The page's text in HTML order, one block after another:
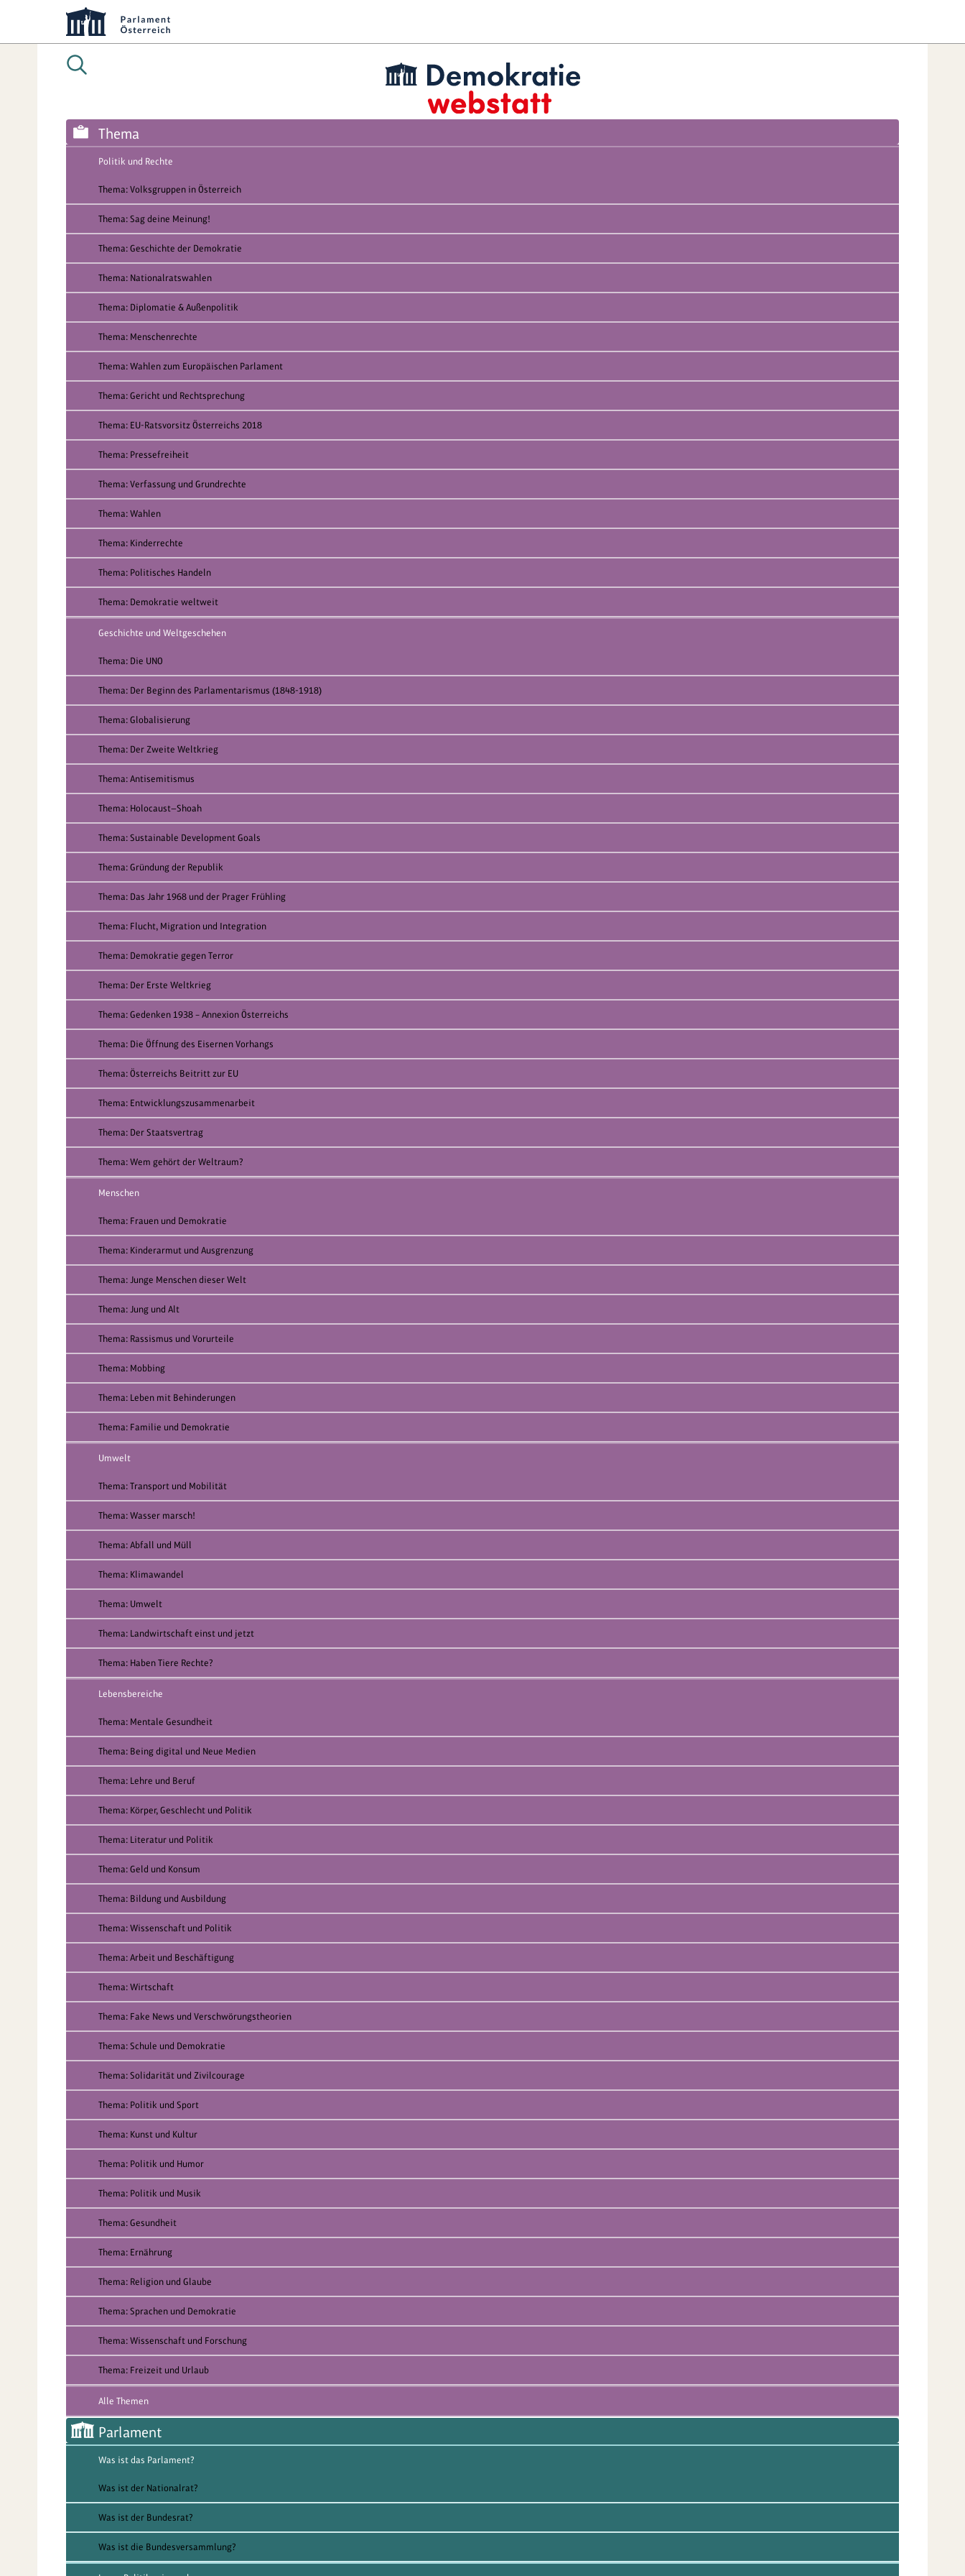
Thema
Politik und Rechte
Thema: Volksgruppen in Österreich
Thema: Sag deine Meinung!
Thema: Geschichte der Demokratie
Thema: Nationalratswahlen
Thema: Diplomatie & Außenpolitik
Thema: Menschenrechte
Thema: Wahlen zum Europäischen Parlament
Thema: Gericht und Rechtsprechung
Thema: EU-Ratsvorsitz Österreichs 2018
Thema: Pressefreiheit
Thema: Verfassung und Grundrechte
Thema: Wahlen
Thema: Kinderrechte
Thema: Politisches Handeln
Thema: Demokratie weltweit
Geschichte und Weltgeschehen
Thema: Die UNO
Thema: Der Beginn des Parlamentarismus (1848-1918)
Thema: Globalisierung
Thema: Der Zweite Weltkrieg
Thema: Antisemitismus
Thema: Holocaust—Shoah
Thema: Sustainable Development Goals
Thema: Gründung der Republik
Thema: Das Jahr 1968 und der Prager Frühling
Thema: Flucht, Migration und Integration
Thema: Demokratie gegen Terror
Thema: Der Erste Weltkrieg
Thema: Gedenken 1938 – Annexion Österreichs
Thema: Die Öffnung des Eisernen Vorhangs
Thema: Österreichs Beitritt zur EU
Thema: Entwicklungszusammenarbeit
Thema: Der Staatsvertrag
Thema: Wem gehört der Weltraum?
Menschen
Thema: Frauen und Demokratie
Thema: Kinderarmut und Ausgrenzung
Thema: Junge Menschen dieser Welt
Thema: Jung und Alt
Thema: Rassismus und Vorurteile
Thema: Mobbing
Thema: Leben mit Behinderungen
Thema: Familie und Demokratie
Umwelt
Thema: Transport und Mobilität
Thema: Wasser marsch!
Thema: Abfall und Müll
Thema: Klimawandel
Thema: Umwelt
Thema: Landwirtschaft einst und jetzt
Thema: Haben Tiere Rechte?
Lebensbereiche
Thema: Mentale Gesundheit
Thema: Being digital und Neue Medien
Thema: Lehre und Beruf
Thema: Körper, Geschlecht und Politik
Thema: Literatur und Politik
Thema: Geld und Konsum
Thema: Bildung und Ausbildung
Thema: Wissenschaft und Politik
Thema: Arbeit und Beschäftigung
Thema: Wirtschaft
Thema: Fake News und Verschwörungstheorien
Thema: Schule und Demokratie
Thema: Solidarität und Zivilcourage
Thema: Politik und Sport
Thema: Kunst und Kultur
Thema: Politik und Humor
Thema: Politik und Musik
Thema: Gesundheit
Thema: Ernährung
Thema: Religion und Glaube
Thema: Sprachen und Demokratie
Thema: Wissenschaft und Forschung
Thema: Freizeit und Urlaub
Alle Themen
Parlament
Was ist das Parlament?
Was ist der Nationalrat?
Was ist der Bundesrat?
Was ist die Bundesversammlung?